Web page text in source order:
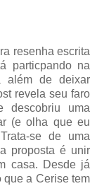
resenha escrita
particpando na
além de deixar
revela seu faro
descobriu uma
(e olha que eu
se de uma
proposta é unir
casa. Desde já
que a Cerise tem